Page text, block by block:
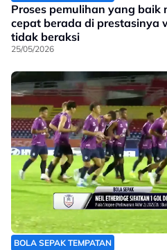
Proses pemulihan yang baik
cepat berada di prestasinya
tidak beraksi
25/05/2026
BOLA SEPAK TEMPATAN